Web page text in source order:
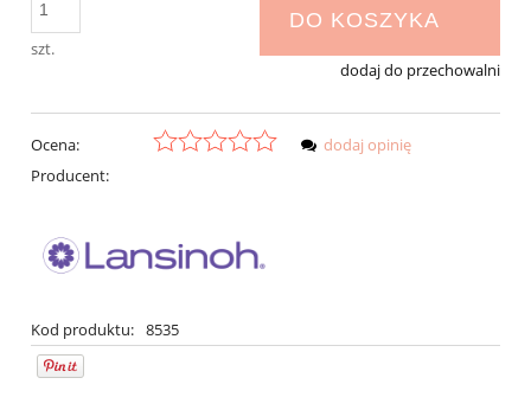
szt.
DO KOSZYKA
dodaj do przechowalni
Ocena:
Producent:
Kod produktu: 8535
dodaj opinię